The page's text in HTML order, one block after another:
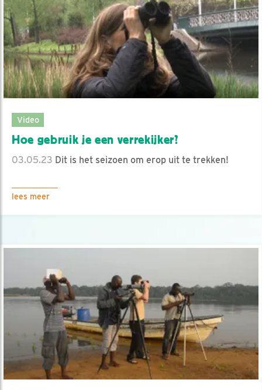
Video
Hoe gebruik je een verrekijker?
03.05.23 Dit is het seizoen om erop uit te trekken!
lees meer